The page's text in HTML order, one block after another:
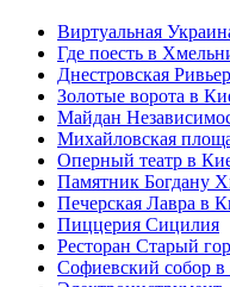
Виртуальная
Где поесть в
Днестровская
Золотые ворота в
Майдан
Михайловская
Оперный театр в
Памятник Богдану
Печерская Лавра в
Пиццерия Сицилия
Ресторан Старый
Софиевский собор